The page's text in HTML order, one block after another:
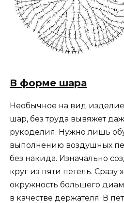
В форме шара
Необычное на вид
шар, без труда вывяжет
рукоделия. Нужно лишь
выполнению воздушных
без накида. Изначально
круг из пяти петель. Сразу
окружность большего
в качестве держателя. В